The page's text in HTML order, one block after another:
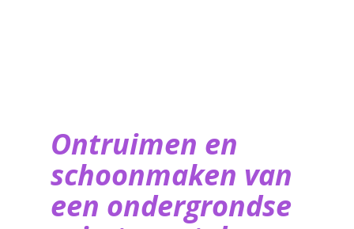
Ontruimen en
schoonmaken van
een ondergrondse